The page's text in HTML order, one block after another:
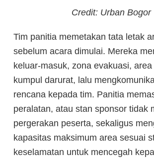
Credit: Urban Bogor
Tim panitia memetakan tata letak
sebelum acara dimulai. Mereka
keluar-masuk, zona evakuasi,
kumpul darurat, lalu
rencana kepada tim. Panitia
peralatan, atau stan sponsor tidak
pergerakan peserta, sekaligus
kapasitas maksimum area sesuai
keselamatan untuk mencegah